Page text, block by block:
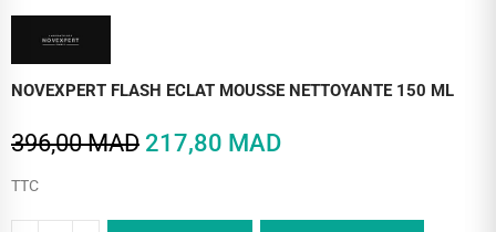
NOVEXPERT FLASH ECLAT MOUSSE NETTOYANTE 150 ML
396,00 MAD 217,80 MAD
TTC